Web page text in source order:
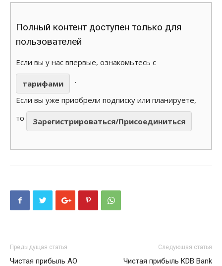
Полный контент доступен только для
пользователей
Если вы у нас впервые, ознакомьтесь с
тарифами
.
Если вы уже приобрели подписку или планируете,
то
Зарегистрироваться/Присоединиться
Предыдущая статья
Чистая прибыль АО
Следующая статья
Чистая прибыль KDB Bank